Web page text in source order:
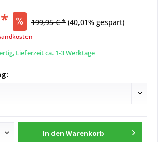
199,95 € * (40,01% gespart)
Lieferzeit ca. 1-3 Werktage
In den Warenkorb